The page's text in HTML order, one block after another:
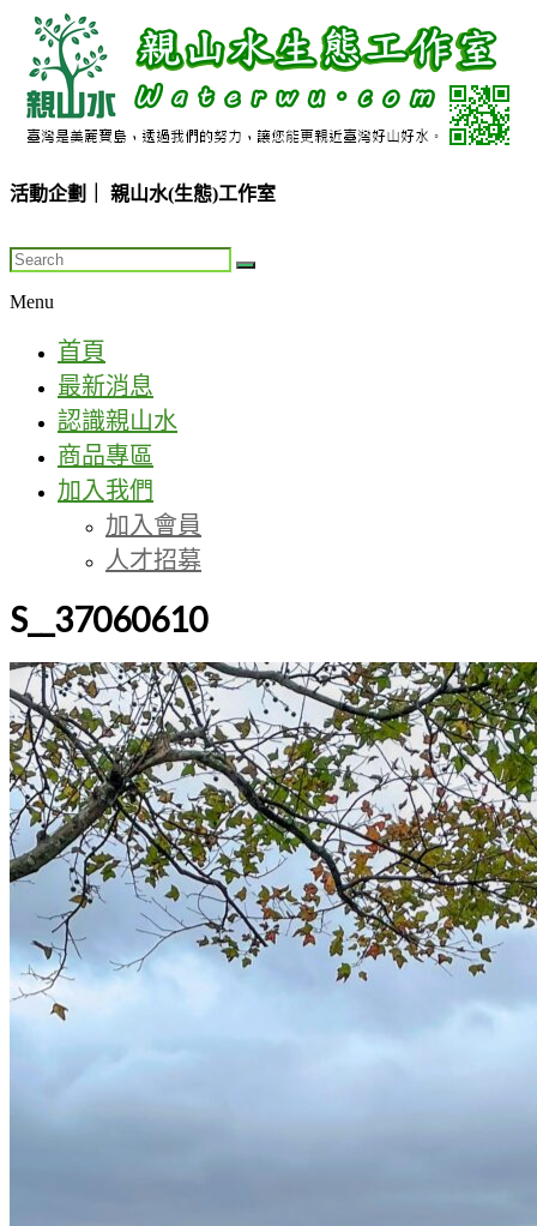
Skip
content
親
水
生
室..
育
作，
是
一
份
既
令
人
愉
卻
是
活動企劃｜ 親山水(生態)工作室
Menu
首頁
最新消息
認識親山水
商品專區
加入我們
加入會員
人才招募
S__37060610